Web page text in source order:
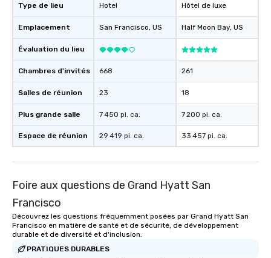
experience, we can
an evening helicopter
glittering lights of The
Memorable
Smacking Foodie
are special, from the
last. It’s an
experience is
short stroll allows
members a chance
Type de lieu
Emplacement
Évaluation du lieu
Chambres d'invités
Salles de réunion
Plus grande salle
Espace de réunion
Hotel
San Francisco, US
668
23
7 450 pi. ca.
29 419 pi. ca.
Hôtel de luxe
Half Moon Bay, US
261
18
7 200 pi. ca.
33 457 pi. ca.
Foire aux questions de Grand Hyatt San
Francisco
Découvrez les questions fréquemment posées par Grand Hyatt San
Francisco en matière de santé et de sécurité, de développement
durable et de diversité et d'inclusion.
PRATIQUES DURABLES